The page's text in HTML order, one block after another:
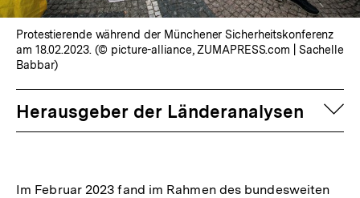
Protestierende während der Münchener Sicherheitskonferenz
am 18.02.2023. (© picture-alliance, ZUMAPRESS.com | Sachelle
Babbar)
Herausgeber der Länderanalysen
Im Februar 2023 fand im Rahmen des bundesweiten